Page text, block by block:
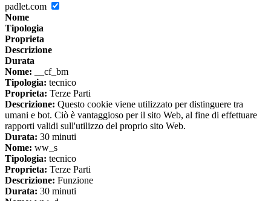
padlet.com
Nome
Tipologia
Proprieta
Descrizione
Durata
Nome: __cf_bm
Tipologia: tecnico
Proprieta: Terze Parti
Descrizione: Questo cookie viene utilizzato per distinguere tra
umani e bot. Ciò è vantaggioso per il sito Web, al fine di effettuare
rapporti validi sull'utilizzo del proprio sito Web.
Durata: 30 minuti
Nome: ww_s
Tipologia: tecnico
Proprieta: Terze Parti
Descrizione: Funzione
Durata: 30 minuti